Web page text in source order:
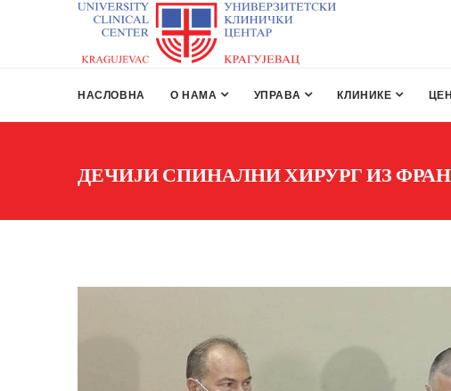
НАСЛОВНА О НАМА УПРАВА КЛИНИКЕ
ДЕЧИЈИ СПИНАЛНИ ХИРУРГ ИЗ